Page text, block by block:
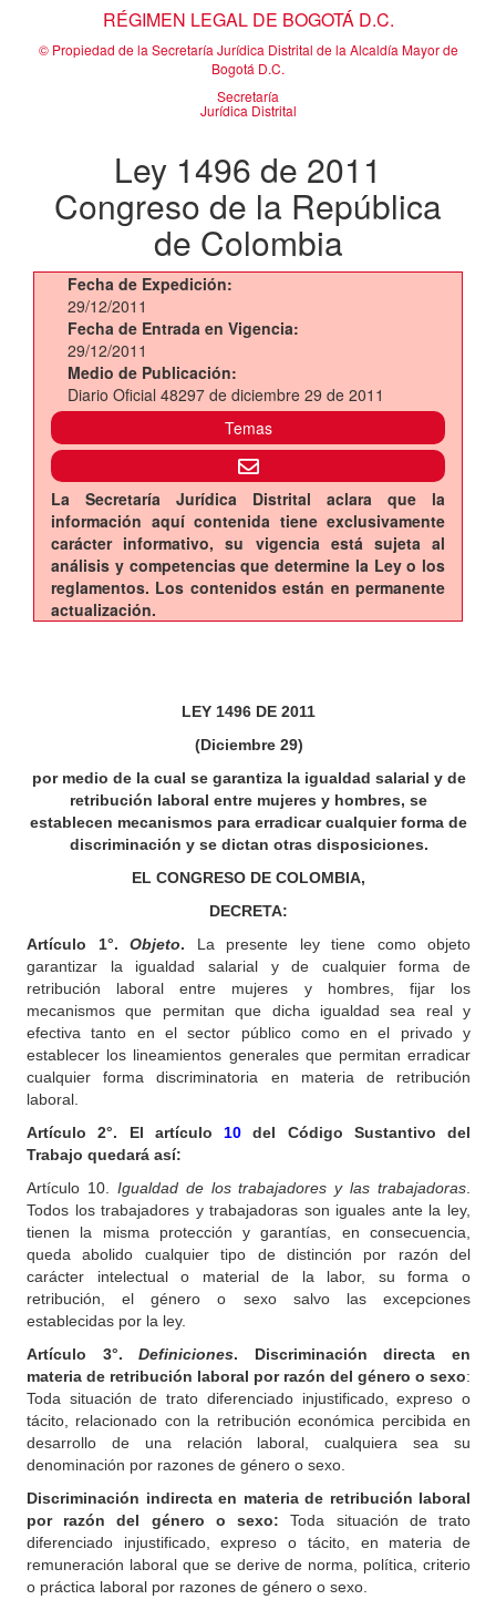
RÉGIMEN LEGAL DE BOGOTÁ D.C.
© Propiedad de la Secretaría Jurídica Distrital de la Alcaldía Mayor de
Bogotá D.C.
Secretaría
Jurídica Distrital
Ley 1496 de 2011
Congreso de la República
de Colombia
Fecha de Expedición:
29/12/2011
Fecha de Entrada en Vigencia:
29/12/2011
Medio de Publicación:
Diario Oficial 48297 de diciembre 29 de 2011
Temas
La Secretaría Jurídica Distrital aclara que la
información aquí contenida tiene exclusivamente
carácter informativo, su vigencia está sujeta al
análisis y competencias que determine la Ley o los
reglamentos. Los contenidos están en permanente
actualización.
LEY 1496 DE 2011
(Diciembre 29)
por medio de la cual se garantiza la igualdad salarial y de
retribución laboral entre mujeres y hombres, se
establecen mecanismos para erradicar cualquier forma de
discriminación y se dictan otras disposiciones.
EL CONGRESO DE COLOMBIA,
DECRETA:
Artículo 1°. Objeto. La presente ley tiene como objeto
garantizar la igualdad salarial y de cualquier forma de
retribución laboral entre mujeres y hombres, fijar los
mecanismos que permitan que dicha igualdad sea real y
efectiva tanto en el sector público como en el privado y
establecer los lineamientos generales que permitan erradicar
cualquier forma discriminatoria en materia de retribución
laboral.
Artículo2°. El artículo 10 del Código Sustantivo del
Trabajo quedará así:
Artículo 10. Igualdad de los trabajadores y las trabajadoras
Todos los trabajadores y trabajadoras son iguales ante la ley,
tienen la misma protección y garantías, en consecuencia,
queda abolido cualquier tipo de distinción por razón del
carácter intelectual o material de la labor, su forma o
retribución, el género o sexo salvo las excepciones
establecidas por la ley.
Artículo 3°.Definiciones.
Discriminación directa en
materia de retribución laboral por razón del género o sexo:
Toda situación de trato diferenciado injustificado, expreso o
tácito, relacionado con la retribución económica percibida en
desarrollo de una relación laboral, cualquiera sea su
denominación por razones de género o sexo.
Discriminación indirecta en materia de retribución laboral
por razón del género o sexo:Toda situación de trato
diferenciado injustificado, expreso o tácito, en materia de
remuneración laboral que se derive de norma, política, criterio
o práctica laboral por razones de género o sexo.